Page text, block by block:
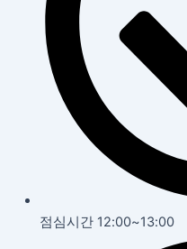
점심시간 12:00~13:00